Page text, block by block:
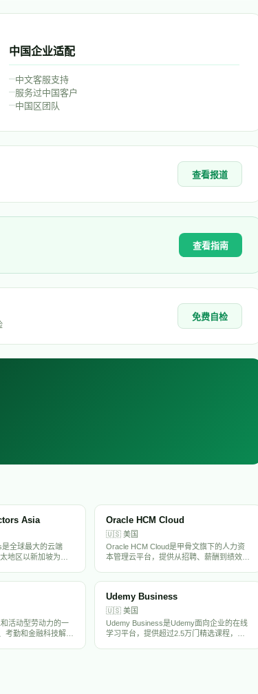
中国企业适配
–中文客服支持
–服务过中国客户
–中国区团队
查看报道
查看指南
免费自检
Asia
全球最大的云端
地区以新加坡为枢
Oracle HCM Cloud
🇺🇸 美国
Oracle HCM Cloud是甲骨文旗下的人力资
本管理云平台，提供从招聘、薪酬到绩效管
活动型劳动力的一
考勤和金融科技解决
Udemy Business
🇺🇸 美国
Udemy Business是Udemy面向企业的在线
学习平台，提供超过2.5万门精选课程，覆